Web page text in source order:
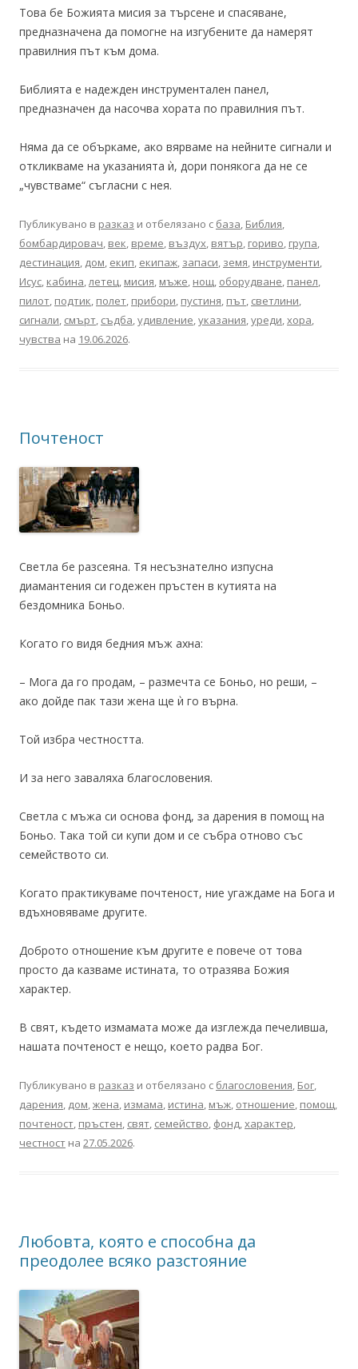
Това бе Божията мисия за търсене и спасяване,
предназначена да помогне на изгубените да намерят
правилния път към дома.
Библията е надежден инструментален панел,
предназначен да насочва хората по правилния път.
Няма да се объркаме, ако вярваме на нейните сигнали и
откликваме на указанията ѝ, дори понякога да не се
„чувстваме“ съгласни с нея.
Публикувано в разказ и отбелязано с база, Библия,
бомбардировач, век, време, въздух, вятър, гориво, група,
дестинация, дом, екип, екипаж, запаси, земя, инструменти,
Исус, кабина,летец, мисия, мъже, нощ, оборудване, панел,
пилот, подтик, полет, прибори, пустиня, път, светлини,
сигнали, смърт, съдба,удивление,указания,уреди,хора,
чувства на 19.06.2026.
Почтеност
Светла бе разсеяна. Тя несъзнателно изпусна
диамантения си годежен пръстен в кутията на
бездомника Боньо.
Когато го видя бедния мъж ахна:
– Мога да го продам, – размечта се Боньо, но реши, –
ако дойде пак тази жена ще ѝ го върна.
Той избра честността.
И за него заваляха благословения.
Светла с мъжа си основа фонд, за дарения в помощ на
Боньо. Така той си купи дом и се събра отново със
семейството си.
Когато практикуваме почтеност, ние угаждаме на Бога и
вдъхновяваме другите.
Доброто отношение към другите е повече от това
просто да казваме истината, то отразява Божия
характер.
В свят, където измамата може да изглежда печеливша,
нашата почтеност е нещо, което радва Бог.
Публикувано в разказ и отбелязано с благословения, Бог,
дарения, дом,жена, измама, истина, мъж, отношение, помощ,
почтеност, пръстен, свят, семейство, фонд,характер,
честност на 27.05.2026.
Любовта, която е способна да
преодолее всяко разстояние